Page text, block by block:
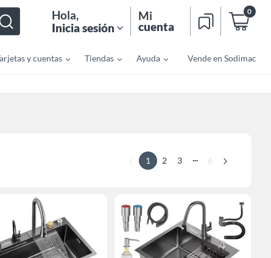
Hola,
Inicia sesión
Mi
cuenta
0
y cuentas Tiendas Ayuda Vende en Sodimac
1 2 3 ... 6